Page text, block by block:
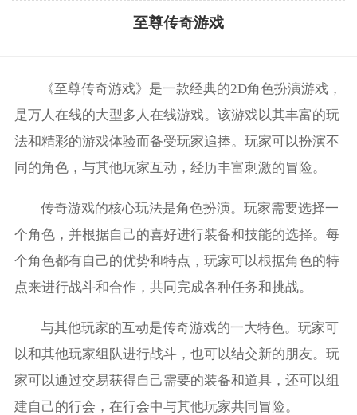
至尊传奇游戏
《至尊传奇游戏》是一款经典的2D角色扮演游戏，
是万人在线的大型多人在线游戏。该游戏以其丰富的玩
法和精彩的游戏体验而备受玩家追捧。玩家可以扮演不
同的角色，与其他玩家互动，经历丰富刺激的冒险。
传奇游戏的核心玩法是角色扮演。玩家需要选择一
个角色，并根据自己的喜好进行装备和技能的选择。每
个角色都有自己的优势和特点，玩家可以根据角色的特
点来进行战斗和合作，共同完成各种任务和挑战。
与其他玩家的互动是传奇游戏的一大特色。玩家可
以和其他玩家组队进行战斗，也可以结交新的朋友。玩
家可以通过交易获得自己需要的装备和道具，还可以组
建自己的行会，在行会中与其他玩家共同冒险。